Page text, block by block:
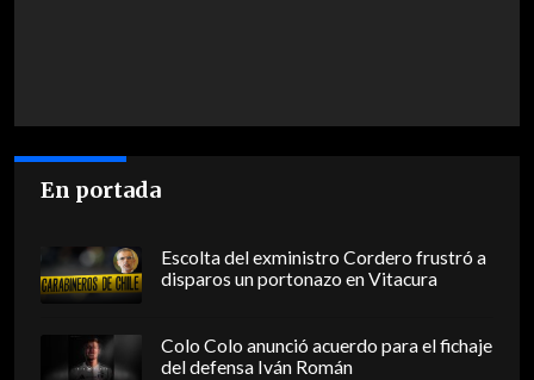
En portada
Escolta del exministro Cordero frustró a
disparos un portonazo en Vitacura
Colo Colo anunció acuerdo para el fichaje
del defensa Iván Román